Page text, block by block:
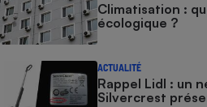
Climatisation :
écologique ?
ACTUALITÉ
Rappel Lidl : un
Silvercrest